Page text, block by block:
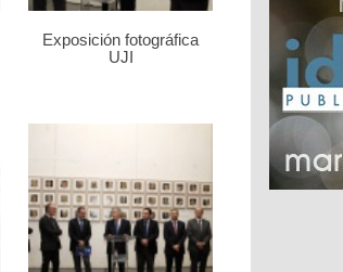
Exposición fotográfica
UJI